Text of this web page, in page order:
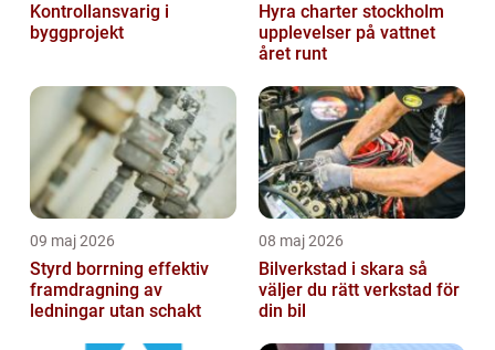
Kontrollansvarig i
byggprojekt
Hyra charter stockholm
upplevelser på vattnet
året runt
09 maj 2026
Styrd borrning effektiv
framdragning av
ledningar utan schakt
08 maj 2026
Bilverkstad i skara så
väljer du rätt verkstad för
din bil